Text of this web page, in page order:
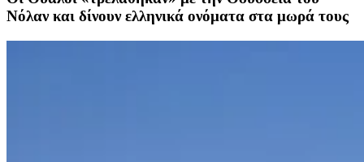
Νόλαν και δίνουν ελληνικά ονόματα στα μωρά τους